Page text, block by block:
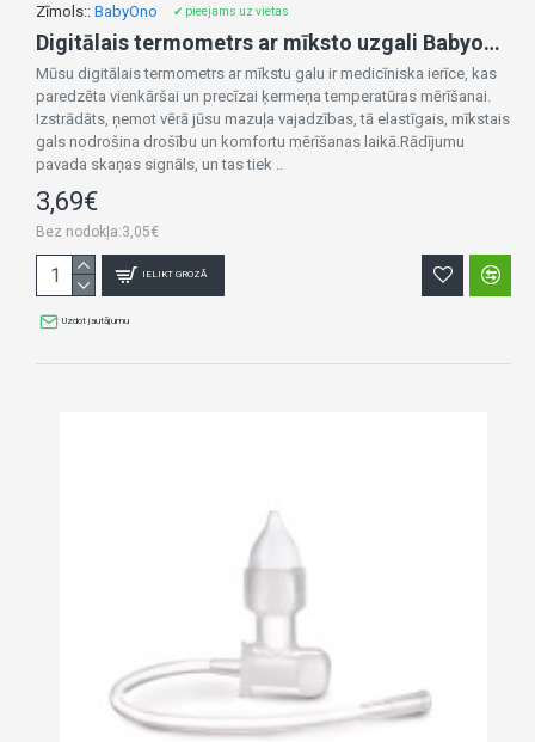
Zīmols:: BabyOno ✔ pieejams uz vietas
Digitālais termometrs ar mīksto uzgali Babyono 1901
Mūsu digitālais termometrs ar mīkstu galu ir medicīniska ierīce, kas
paredzēta vienkāršai un precīzai ķermeņa temperatūras mērīšanai.
Izstrādāts, ņemot vērā jūsu mazuļa vajadzības, tā elastīgais, mīkstais
gals nodrošina drošību un komfortu mērīšanas laikā.Rādījumu
pavada skaņas signāls, un tas tiek ..
3,69€
Bez nodokļa:3,05€
IELIKT GROZĀ
Uzdot jautājumu